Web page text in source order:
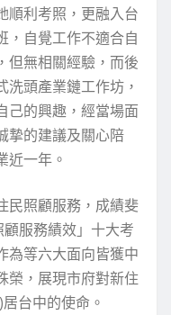
順利考照，更融入台
，自覺工作不適合自
但無相關經驗，而後
頭產業鏈工作坊，
己的興趣，經當場面
摯的建議及關心陪
近一年。
民照顧服務，成績斐
服務績效」十大考
為等六大面向皆獲中
榮，展現市府對新住
台中的使命。